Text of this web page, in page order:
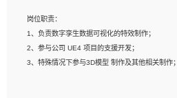
4、有良好的沟通能力和团队合作意识；
5、开发过 HoloLens 程序者优先。
岗位职责：
1、负责数字孪生数据可视化的特效制作；
2、参与公司 UE4 项目的支援开发；
3、特殊情况下参与3D模型 制作及其他相关制作；